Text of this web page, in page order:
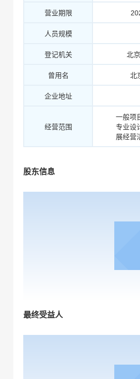
营业期限
人员规模
登记机关 北
曾用名 北
企业地址
经营范围
一般项
专业设
展经营
股东信息
最终受益人